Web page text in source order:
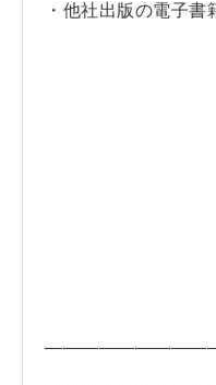
・他社出版の電子